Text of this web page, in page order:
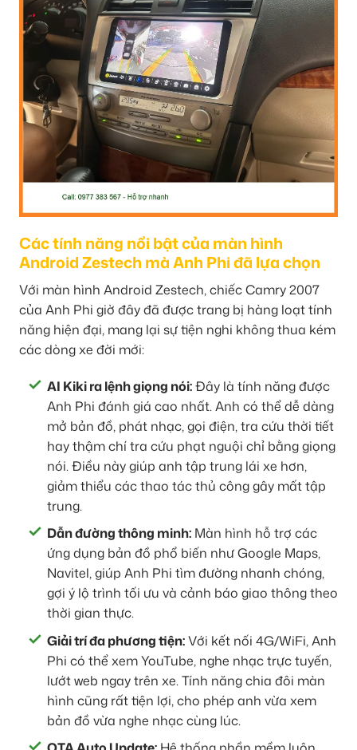
Các tính năng nổi bật của màn hình
Android Zestech mà Anh Phi đã lựa chọn
Với màn hình Android Zestech, chiếc Camry 2007
của Anh Phi giờ đây đã được trang bị hàng loạt tính
năng hiện đại, mang lại sự tiện nghi không thua kém
các dòng xe đời mới:
AI Kiki ra lệnh giọng nói:Đây là tính năng được
Anh Phi đánh giá cao nhất. Anh có thể dễ dàng
mở bản đồ, phát nhạc, gọi điện, tra cứu thời tiết
hay thậm chí tra cứu phạt nguội chỉ bằng giọng
nói. Điều này giúp anh tập trung lái xe hơn,
giảm thiểu các thao tác thủ công gây mất tập
trung.
Dẫn đường thông minh: Màn hình hỗ trợ các
ứng dụng bản đồ phổ biến như Google Maps,
Navitel, giúp Anh Phi tìm đường nhanh chóng,
gợi ý lộ trình tối ưu và cảnh báo giao thông theo
thời gian thực.
Giải trí đa phương tiện:Với kết nối 4G/WiFi, Anh
Phi có thể xem YouTube, nghe nhạc trực tuyến,
lướt web ngay trên xe. Tính năng chia đôi màn
hình cũng rất tiện lợi, cho phép anh vừa xem
bản đồ vừa nghe nhạc cùng lúc.